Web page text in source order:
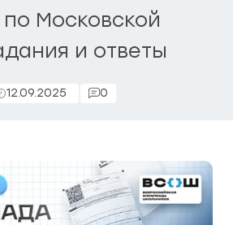
Московской
и ответы
12.09.2025 0